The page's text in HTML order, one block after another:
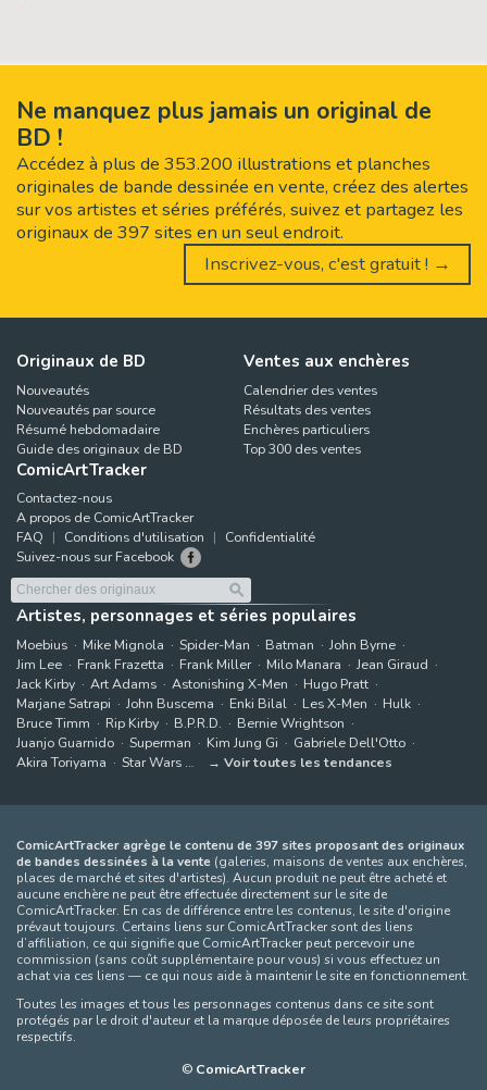
Ne manquez plus jamais un original de
BD !
Accédez à plus de 353.200 illustrations et planches
originales de bande dessinée en vente, créez des alertes
sur vos artistes et séries préférés, suivez et partagez les
originaux de 397 sites en un seul endroit.
Inscrivez-vous, c'est gratuit ! →
Originaux de BD
Nouveautés
Nouveautés par source
Résumé hebdomadaire
Guide des originaux de BD
Ventes aux enchères
Calendrier des ventes
Résultats des ventes
Enchères particuliers
Top 300 des ventes
ComicArtTracker
Contactez-nous
A propos de ComicArtTracker
FAQ
Conditions d'utilisation
Confidentialité
Suivez-nous sur Facebook
Artistes, personnages et séries populaires
Moebius Mike Mignola Spider-Man Batman
John Byrne
Jim Lee
Frank Frazetta Frank Miller Milo Manara
Jean Giraud
Jack Kirby
Art Adams Astonishing X-Men
Hugo Pratt
Marjane Satrapi
John Buscema Enki Bilal Les X-Men
Hulk
Bruce Timm
Rip Kirby B.P.R.D.
Bernie Wrightson
Juanjo Guarnido
Superman Kim Jung Gi
Gabriele Dell'Otto
Akira Toriyama
Star Wars Voir toutes les tendances
ComicArtTracker agrège le contenu de 397 sites proposant des originaux
de bandes dessinées à la vente (galeries, maisons de ventes aux enchères,
places de marché et sites d'artistes). Aucun produit ne peut être acheté et
aucune enchère ne peut être effectuée directement sur le site de
ComicArtTracker. En cas de différence entre les contenus, le site d'origine
prévaut toujours. Certains liens sur ComicArtTracker sont des liens
d’affiliation, ce qui signifie que ComicArtTracker peut percevoir une
commission (sans coût supplémentaire pour vous) si vous effectuez un
achat via ces liens — ce qui nous aide à maintenir le site en fonctionnement.
Toutes les images et tous les personnages contenus dans ce site sont
protégés par le droit d'auteur et la marque déposée de leurs propriétaires
respectifs.
© ComicArtTracker